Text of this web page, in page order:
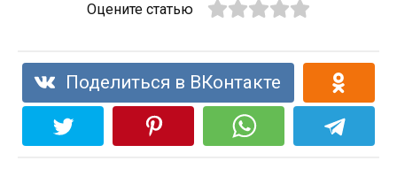
Оцените статью
Поделиться в ВКонтакте